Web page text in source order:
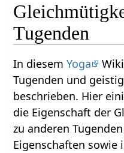
Tugenden
In diesemYoga
Tugenden und
beschrieben. Hier
die Eigenschaft der
zu anderen
Eigenschaften sowie